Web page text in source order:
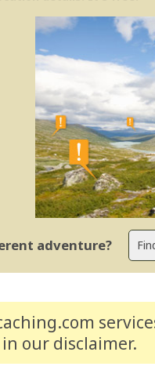
adventure?
in our disclaimer.